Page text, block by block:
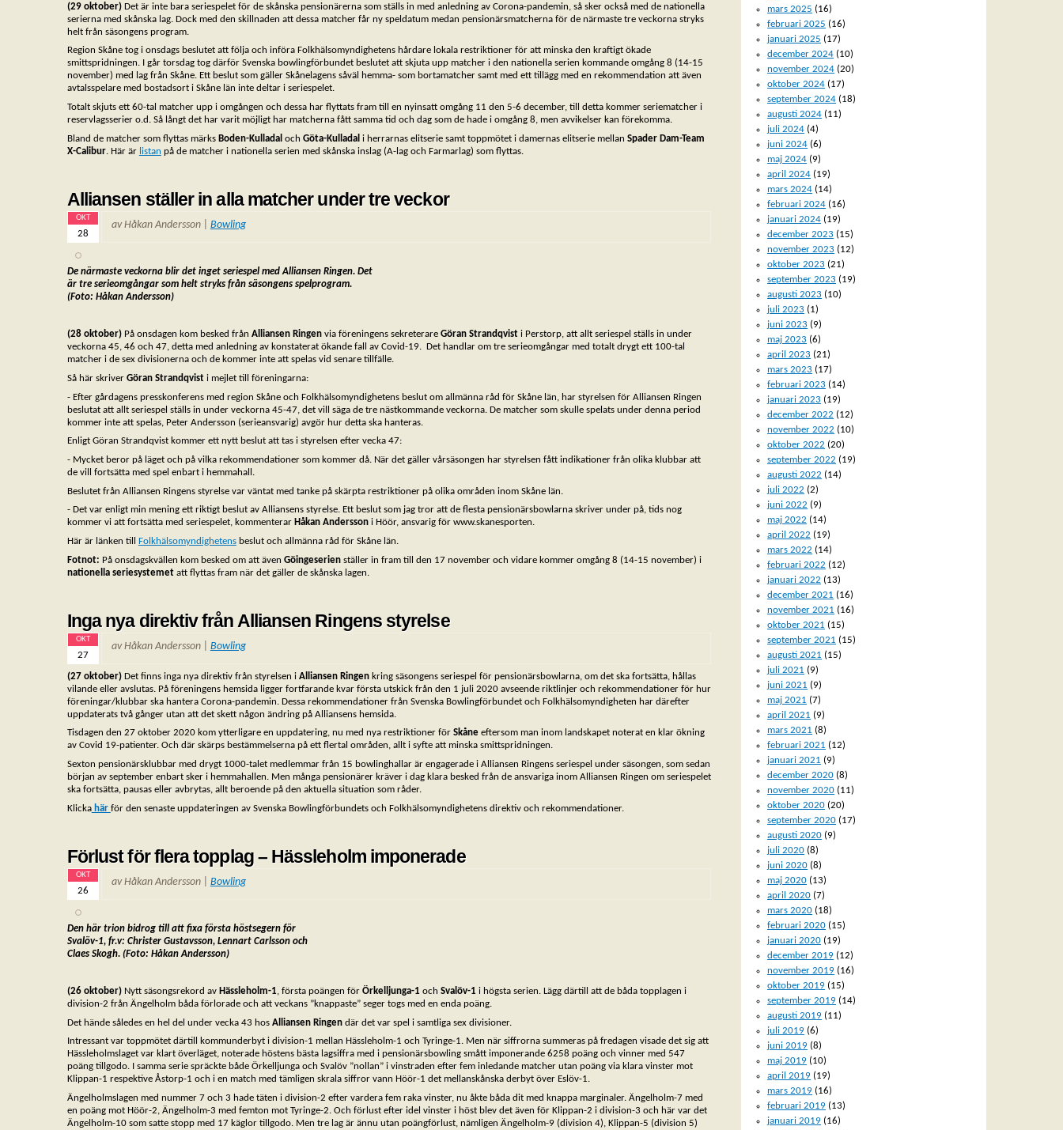
(29 oktober)Det är inte bara seriespelet för de skånska pensionärerna som ställs in med anledning av Corona-pandemin, så sker också med de nationella
serierna med skånska lag. Dock med den skillnaden att dessa matcher får ny speldatum medan pensionärsmatcherna för de närmaste tre veckorna stryks
helt från säsongens program.
Region Skåne tog i onsdags beslutet att följa och införa Folkhälsomyndighetens hårdare lokala restriktioner för att minska den kraftigt ökade
smittspridningen. I går torsdag tog därför Svenska bowlingförbundet beslutet att skjuta upp matcher i den nationella serien kommande omgång 8 (14-15
november) med lag från Skåne. Ett beslut som gäller Skånelagens såväl hemma- som bortamatcher samt med ett tillägg med en rekommendation att även
avtalsspelare med bostadsort i Skåne län inte deltar i seriespelet.
Totalt skjuts ett 60-tal matcher upp i omgången och dessa har flyttats fram till en nyinsatt omgång 11 den 5-6 december, till detta kommer seriematcher i
reservlagsserier o.d. Så långt det har varit möjligt har matcherna fått samma tid och dag som de hade i omgång 8, men avvikelser kan förekomma.
Bland de matcher som flyttas märks Boden-Kulladal och Göta-Kulladal i herrarnas elitserie samt toppmötet i damernas elitserie mellan Spader Dam-Team
X-Calibur. Här är listan på de matcher i nationella serien med skånska inslag (A-lag och Farmarlag) som flyttas.
Alliansen ställer in alla matcher under tre veckor
OKT
28
av Håkan Andersson | Bowling
De närmaste veckorna blir det inget seriespel med Alliansen Ringen. Det
är tre serieomgångar som helt stryks från säsongens spelprogram.
(Foto: Håkan Andersson)
(28 oktober)På onsdagen kom besked från Alliansen Ringenvia föreningens sekreterareGöran Strandqvisti Perstorp, att allt seriespel ställs in under
veckorna 45, 46 och 47, detta med anledning av konstaterat ökande fall av Covid-19. Det handlar om tre serieomgångar med totalt drygt ett 100-tal
matcher i de sex divisionerna och de kommer inte att spelas vid senare tillfälle.
Så här skriver Göran Strandqvist i mejlet till föreningarna:
- Efter gårdagens presskonferens med region Skåne och Folkhälsomyndighetens beslut om allmänna råd för Skåne län, har styrelsen för Alliansen Ringen
beslutat att allt seriespel ställs in under veckorna 45-47, det vill säga de tre nästkommande veckorna. De matcher som skulle spelats under denna period
kommer inte att spelas, Peter Andersson (serieansvarig) avgör hur detta ska hanteras.
Enligt Göran Strandqvist kommer ett nytt beslut att tas i styrelsen efter vecka 47:
- Mycket beror på läget och på vilka rekommendationer som kommer då. När det gäller vårsäsongen har styrelsen fått indikationer från olika klubbar att
de vill fortsätta med spel enbart i hemmahall.
Beslutet från Alliansen Ringens styrelse var väntat med tanke på skärpta restriktioner på olika områden inom Skåne län.
- Det var enligt min mening ett riktigt beslut av Alliansens styrelse. Ett beslut som jag tror att de flesta pensionärsbowlarna skriver under på, tids nog
kommer vi att fortsätta med seriespelet, kommenterar Håkan Anderssoni Höör, ansvarig för www.skanesporten.
Här är länken till Folkhälsomyndighetensbeslut och allmänna råd för Skåne län.
Fotnot: På onsdagskvällen kom besked om att även Göingeserienställer in fram till den 17 november och vidare kommer omgång 8 (14-15 november) i
nationella seriesystemet att flyttas fram när det gäller de skånska lagen.
Inga nya direktiv från Alliansen Ringens styrelse
OKT
27
av Håkan Andersson | Bowling
(27 oktober) Det finns inga nya direktiv från styrelsen i Alliansen Ringen kring säsongens seriespel för pensionärsbowlarna, om det ska fortsätta, hållas
vilande eller avslutas. På föreningens hemsida ligger fortfarande kvar första utskick från den 1 juli 2020 avseende riktlinjer och rekommendationer för hur
föreningar/klubbar ska hantera Corona-pandemin. Dessa rekommendationer från Svenska Bowlingförbundet och Folkhälsomyndigheten har därefter
uppdaterats två gånger utan att det skett någon ändring på Alliansens hemsida.
Tisdagen den 27 oktober 2020 kom ytterligare en uppdatering, nu med nya restriktioner för Skåneeftersom man inom landskapet noterat en klar ökning
av Covid 19-patienter. Och där skärps bestämmelserna på ett flertal områden, allt i syfte att minska smittspridningen.
Sexton pensionärsklubbar med drygt 1000-talet medlemmar från 15 bowlinghallar är engagerade i Alliansen Ringens seriespel under säsongen, som sedan
början av september enbart sker i hemmahallen. Men många pensionärer kräver i dag klara besked från de ansvariga inom Alliansen Ringen om seriespelet
ska fortsätta, pausas eller avbrytas, allt beroende på den aktuella situation som råder.
Klickahär för den senaste uppdateringen av Svenska Bowlingförbundets och Folkhälsomyndighetens direktiv och rekommendationer.
Förlust för flera topplag – Hässleholm imponerade
OKT
26
av Håkan Andersson | Bowling
Den här trion bidrog till att fixa första höstsegern för
Svalöv-1, fr.v: Christer Gustavsson, Lennart Carlsson och
Claes Skogh. (Foto: HåkanAndersson)
(26 oktober)Nytt säsongsrekord av Hässleholm-1, första poängen för Örkelljunga-1 och Svalöv-1 i högsta serien. Lägg därtill att de båda topplagen i
division-2 från Ängelholm båda förlorade och att veckans ”knappaste” seger togs med en enda poäng.
Det hände således en hel del under vecka 43 hos Alliansen Ringendär det var spel i samtliga sex divisioner.
Intressant var toppmötet därtill kommunderbyt i division-1 mellan Hässleholm-1 och Tyringe-1. Men när siffrorna summeras på fredagen visade det sig att
Hässleholmslaget var klart överläget, noterade höstens bästa lagsiffra med i pensionärsbowling smått imponerande 6258 poäng och vinner med 547
poäng tillgodo. I samma serie spräckte både Örkelljunga och Svalöv ”nollan” i vinstraden efter fem inledande matcher utan poäng via klara vinster mot
Klippan-1 respektive Åstorp-1 och i en match med tämligen skrala siffror vann Höör-1 det mellanskånska derbyt över Eslöv-1.
Ängelholmslagen med nummer 7 och 3 hade täten i division-2 efter vardera fem raka vinster, nu åkte båda dit med knappa marginaler. Ängelholm-7 med
en poäng mot Höör-2, Ängelholm-3 med femton mot Tyringe-2. Och förlust efter idel vinster i höst blev det även för Klippan-2 i division-3 och här var det
Ängelholm-10 som satte stopp med 17 käglor tillgodo. Men tre lag är ännu utan poängförlust, nämligen Ängelholm-9 (division 4), Klippan-5 (division 5)
mars 2025 (16)
februari 2025 (16)
januari 2025 (17)
december 2024 (10)
november 2024 (20)
oktober 2024 (17)
september 2024 (18)
augusti 2024 (11)
juli 2024 (4)
juni 2024 (6)
maj 2024 (9)
april 2024 (19)
mars 2024 (14)
februari 2024 (16)
januari 2024 (19)
december 2023 (15)
november 2023 (12)
oktober 2023 (21)
september 2023 (19)
augusti 2023 (10)
juli 2023 (1)
juni 2023 (9)
maj 2023 (6)
april 2023 (21)
mars 2023 (17)
februari 2023 (14)
januari 2023 (19)
december 2022 (12)
november 2022 (10)
oktober 2022 (20)
september 2022 (19)
augusti 2022 (14)
juli 2022 (2)
juni 2022 (9)
maj 2022 (14)
april 2022 (19)
mars 2022 (14)
februari 2022 (12)
januari 2022 (13)
december 2021 (16)
november 2021 (16)
oktober 2021 (15)
september 2021 (15)
augusti 2021 (15)
juli 2021 (9)
juni 2021 (9)
maj 2021 (7)
april 2021 (9)
mars 2021 (8)
februari 2021 (12)
januari 2021 (9)
december 2020 (8)
november 2020 (11)
oktober 2020 (20)
september 2020 (17)
augusti 2020 (9)
juli 2020 (8)
juni 2020 (8)
maj 2020 (13)
april 2020 (7)
mars 2020 (18)
februari 2020 (15)
januari 2020 (19)
december 2019 (12)
november 2019 (16)
oktober 2019 (15)
september 2019 (14)
augusti 2019 (11)
juli 2019 (6)
juni 2019 (8)
maj 2019 (10)
april 2019 (19)
mars 2019 (16)
februari 2019 (13)
januari 2019 (16)